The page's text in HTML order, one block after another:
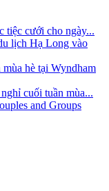
cưới cho ngày...
lịch Hạ Long vào
hè tại Wyndham
cuối tuần mùa...
and Groups